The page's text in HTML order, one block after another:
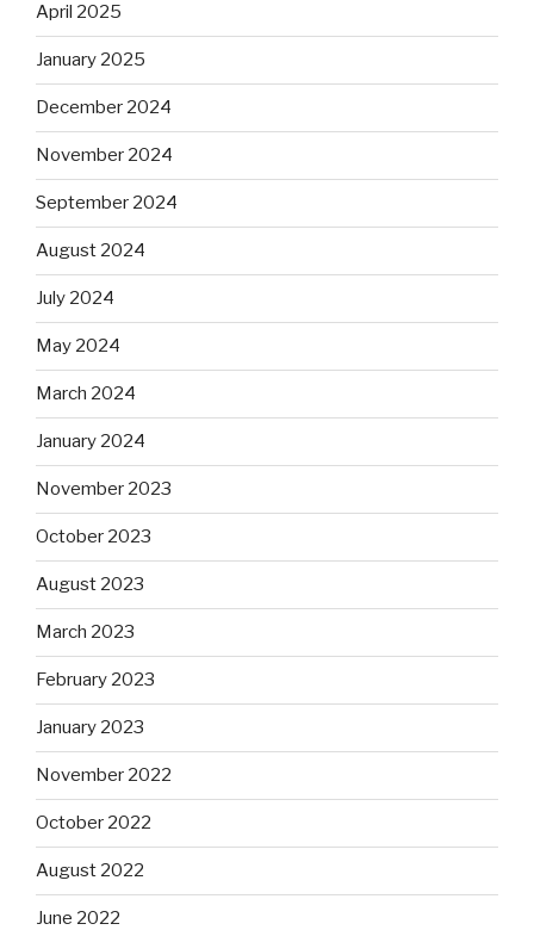
April 2025
January 2025
December 2024
November 2024
September 2024
August 2024
July 2024
May 2024
March 2024
January 2024
November 2023
October 2023
August 2023
March 2023
February 2023
January 2023
November 2022
October 2022
August 2022
June 2022